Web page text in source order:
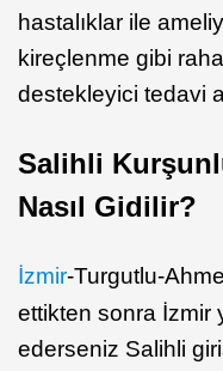
hastalıklar ile
kireçlenme gibi
destekleyici tedavi
Salihli
Nasıl Gidilir?
İzmir-Turgutlu-
ettikten sonra İzmir
ederseniz Salihli